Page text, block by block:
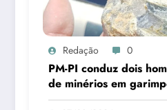
Redação 0
PM-PI conduz dois
de minérios em